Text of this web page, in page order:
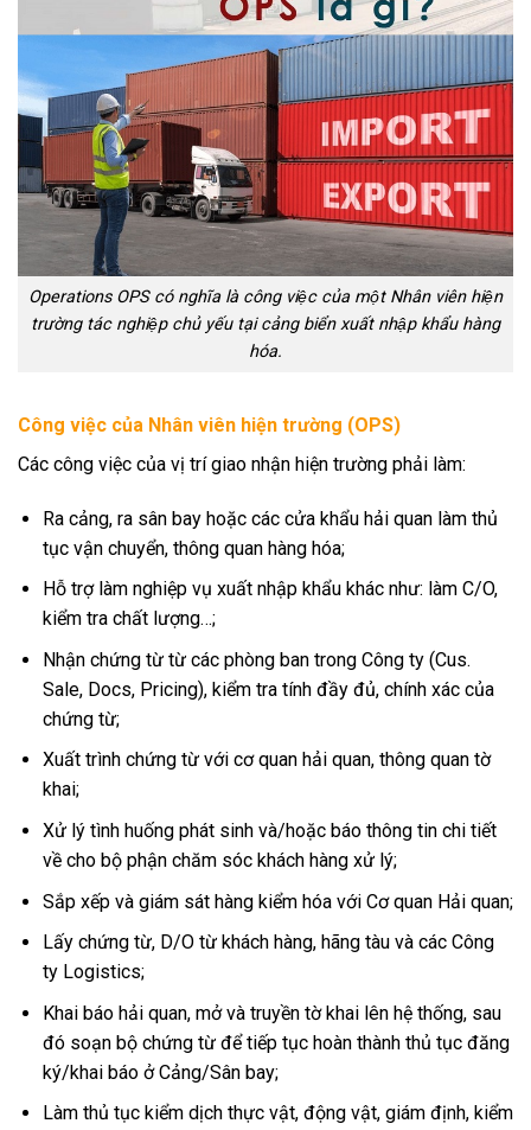
Operations OPS có nghĩa là công việc của một Nhân viên hiện
trường tác nghiệp chủ yếu tại cảng biển xuất nhập khẩu hàng
hóa.
Công việc của Nhân viên hiện trường (OPS)
Các công việc của vị trí giao nhận hiện trường phải làm:
Ra cảng, ra sân bay hoặc các cửa khẩu hải quan làm thủ
tục vận chuyển, thông quan hàng hóa;
Hỗ trợ làm nghiệp vụ xuất nhập khẩu khác như: làm C/O,
kiểm tra chất lượng…;
Nhận chứng từ từ các phòng ban trong Công ty (Cus.
Sale, Docs, Pricing), kiểm tra tính đầy đủ, chính xác của
chứng từ;
Xuất trình chứng từ với cơ quan hải quan, thông quan tờ
khai;
Xử lý tình huống phát sinh và/hoặc báo thông tin chi tiết
về cho bộ phận chăm sóc khách hàng xử lý;
Sắp xếp và giám sát hàng kiểm hóa với Cơ quan Hải quan;
Lấy chứng từ, D/O từ khách hàng, hãng tàu và các Công
ty Logistics;
Khai báo hải quan, mở và truyền tờ khai lên hệ thống, sau
đó soạn bộ chứng từ để tiếp tục hoàn thành thủ tục đăng
ký/khai báo ở Cảng/Sân bay;
Làm thủ tục kiểm dịch thực vật, động vật, giám định, kiểm